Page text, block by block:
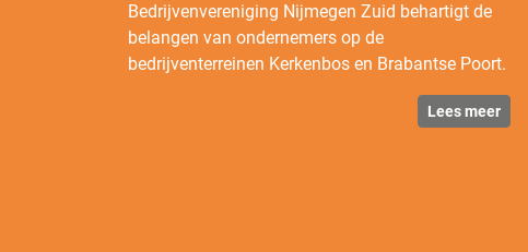
Bedrijvenvereniging Nijmegen Zuid behartigt de
belangen van ondernemers op de
bedrijventerreinen Kerkenbos en Brabantse Poort.
Lees meer